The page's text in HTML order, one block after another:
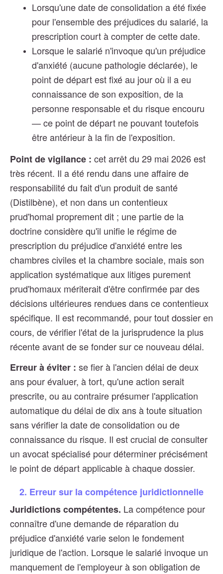
Lorsqu'une date de consolidation a été fixée
pour l'ensemble des préjudices du salarié, la
prescription court à compter de cette date.
Lorsque le salarié n'invoque qu'un préjudice
d'anxiété (aucune pathologie déclarée), le
point de départ est fixé au jour où il a eu
connaissance de son exposition, de la
personne responsable et du risque encouru
— ce point de départ ne pouvant toutefois
être antérieur à la fin de l'exposition.
Point de vigilance : cet arrêt du 29 mai 2026 est
très récent. Il a été rendu dans une affaire de
responsabilité du fait d'un produit de santé
(Distilbène), et non dans un contentieux
prud'homal proprement dit ; une partie de la
doctrine considère qu'il unifie le régime de
prescription du préjudice d'anxiété entre les
chambres civiles et la chambre sociale, mais son
application systématique aux litiges purement
prud'homaux mériterait d'être confirmée par des
décisions ultérieures rendues dans ce contentieux
spécifique. Il est recommandé, pour tout dossier en
cours, de vérifier l'état de la jurisprudence la plus
récente avant de se fonder sur ce nouveau délai.
Erreur à éviter : se fier à l'ancien délai de deux
ans pour évaluer, à tort, qu'une action serait
prescrite, ou au contraire présumer l'application
automatique du délai de dix ans à toute situation
sans vérifier la date de consolidation ou de
connaissance du risque. Il est crucial de consulter
un avocat spécialisé pour déterminer précisément
le point de départ applicable à chaque dossier.
2. Erreur sur la compétence juridictionnelle
Juridictions compétentes. La compétence pour
connaître d'une demande de réparation du
préjudice d'anxiété varie selon le fondement
juridique de l'action. Lorsque le salarié invoque un
manquement de l'employeur à son obligation de